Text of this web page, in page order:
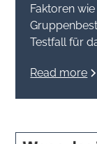
Faktoren
Testfall für
Read more